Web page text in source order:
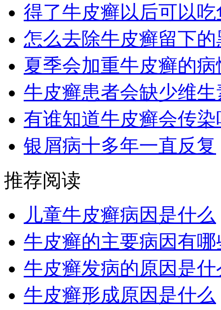
得了牛皮癣以后可以
怎么去除牛皮癣留下的
夏季会加重牛皮癣的病
牛皮癣患者会缺少维生
有谁知道牛皮癣会传染
银屑病十多年一直反复
推荐阅读
儿童牛皮癣病因是什么
牛皮癣的主要病因有哪
牛皮癣发病的原因是什
牛皮癣形成原因是什么